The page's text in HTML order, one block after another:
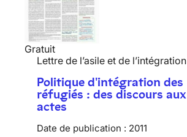
Gratuit
Lettre de l’asile et de l’intégration
Politique d'intégration des
réfugiés : des discours aux
actes
Date de publication : 2011